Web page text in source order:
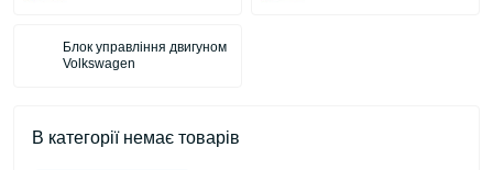
Блок управління двигуном
Volkswagen
В категорії немає товарів